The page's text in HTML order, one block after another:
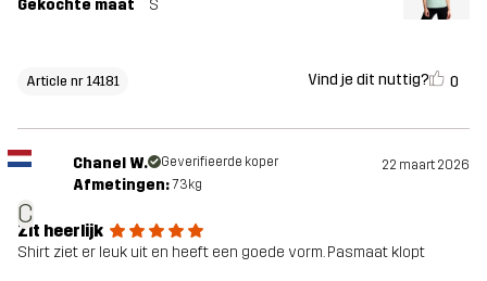
Gekochte maat S
Article nr 14181 Vind je dit nuttig? 0
C
Chanel W. Geverifieerde koper 22 maart 2026
Afmetingen: 73kg
Zit heerlijk
Shirt ziet er leuk uit en heeft een goede vorm. Pasmaat klopt